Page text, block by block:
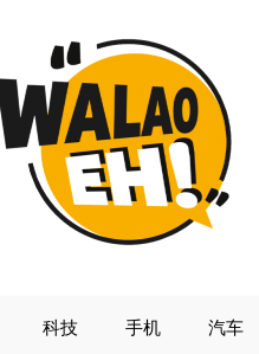
科技 手机 汽车